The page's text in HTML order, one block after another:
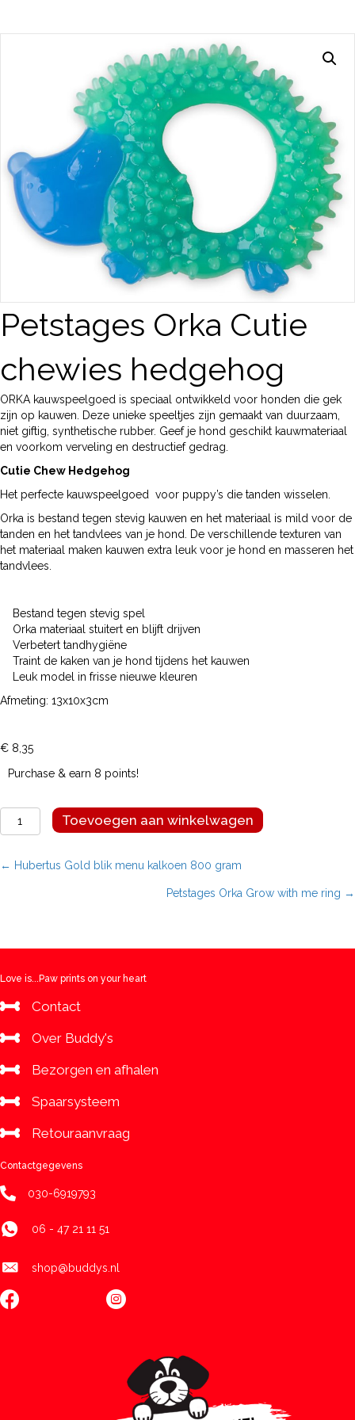
Petstages Orka Cutie
chewies hedgehog
ORKA kauwspeelgoed is speciaal ontwikkeld voor honden die gek
zijn op kauwen. Deze unieke speeltjes zijn gemaakt van duurzaam,
niet giftig, synthetische rubber. Geef je hond geschikt kauwmateriaal
en voorkom verveling en destructief gedrag.
Cutie Chew Hedgehog
Het perfecte kauwspeelgoed voor puppy’s die tanden wisselen.
Orka is bestand tegen stevig kauwen en het materiaal is mild voor de
tanden en het tandvlees van je hond. De verschillende texturen van
het materiaal maken kauwen extra leuk voor je hond en masseren het
tandvlees.
Bestand tegen stevig spel
Orka materiaal stuitert en blijft drijven
Verbetert tandhygiëne
Traint de kaken van je hond tijdens het kauwen
Leuk model in frisse nieuwe kleuren
Afmeting: 13x10x3cm
€ 8,35
Purchase & earn 8 points!
Petstages
Orka
chewies
Toevoegen aan winkelwagen
Posts
← Hubertus Gold blik menu kalkoen 800 gram
Petstages Orka Grow with me ring →
Love is...Paw prints on your heart
Contact
Over Buddy's
Bezorgen en afhalen
Spaarsysteem
Retouraanvraag
Contactgegevens
030-6919793
06 - 47 21 11 51
shop@buddys.nl